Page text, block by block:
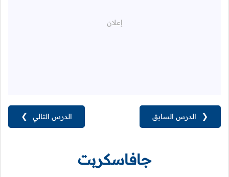
الدرس التالي ❯ ❮ الدرس السابق
جافاسكربت